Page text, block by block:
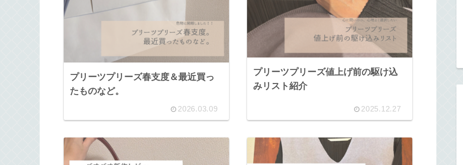
プリーツプリーズ春支度＆最近買っ
たものなど。
2026.03.09
プリーツプリーズ値上げ前の駆け込
みリスト紹介
2025.12.27